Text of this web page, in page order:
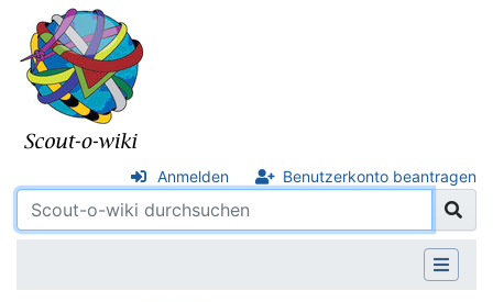
Anmelden Benutzerkonto beantragen